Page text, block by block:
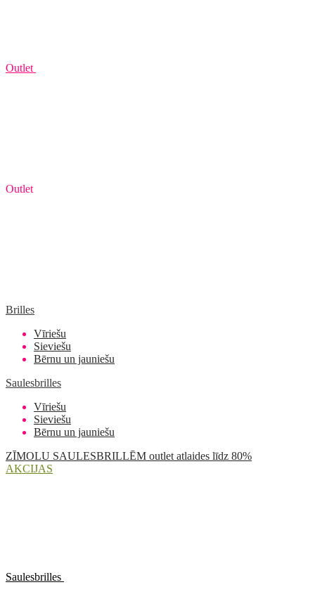
Outlet
Outlet
Brilles
Vīriešu
Sieviešu
Bērnu un jauniešu
Saulesbrilles
Vīriešu
Sieviešu
Bērnu un jauniešu
ZĪMOLU SAULESBRILLĒM outlet atlaides līdz 80%
AKCIJAS
Saulesbrilles